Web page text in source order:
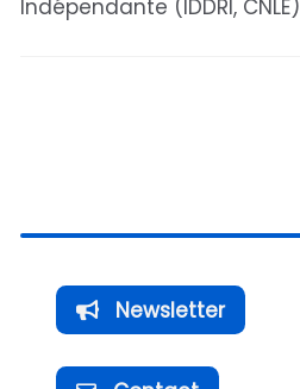
Indépendante (IDDRI, CNLE)
Newsletter